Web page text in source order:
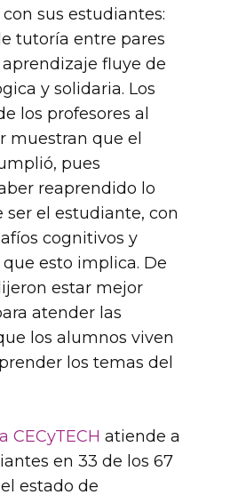
sus estudiantes:
tutoría entre pares
fluye de
y solidaria. Los
los profesores al
muestran que el
pues
reaprendido lo
ser el estudiante, con
cognitivos y
esto implica. De
estar mejor
atender las
los alumnos viven
los temas del
CECyTECH atiende a
en 33 de los 67
estado de